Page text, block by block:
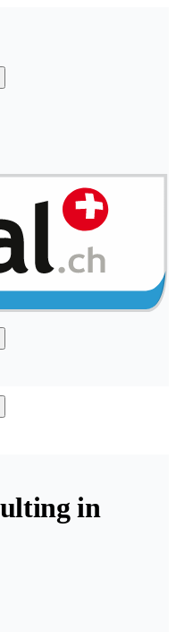
in